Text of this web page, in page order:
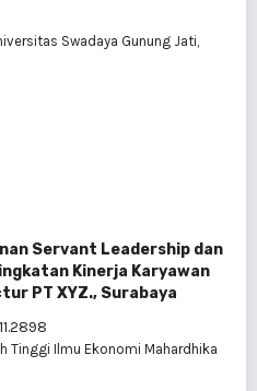
Swadaya Gunung Jati,
Servant Leadership dan
Kinerja Karyawan
PT XYZ., Surabaya
Tinggi Ilmu Ekonomi Mahardhika